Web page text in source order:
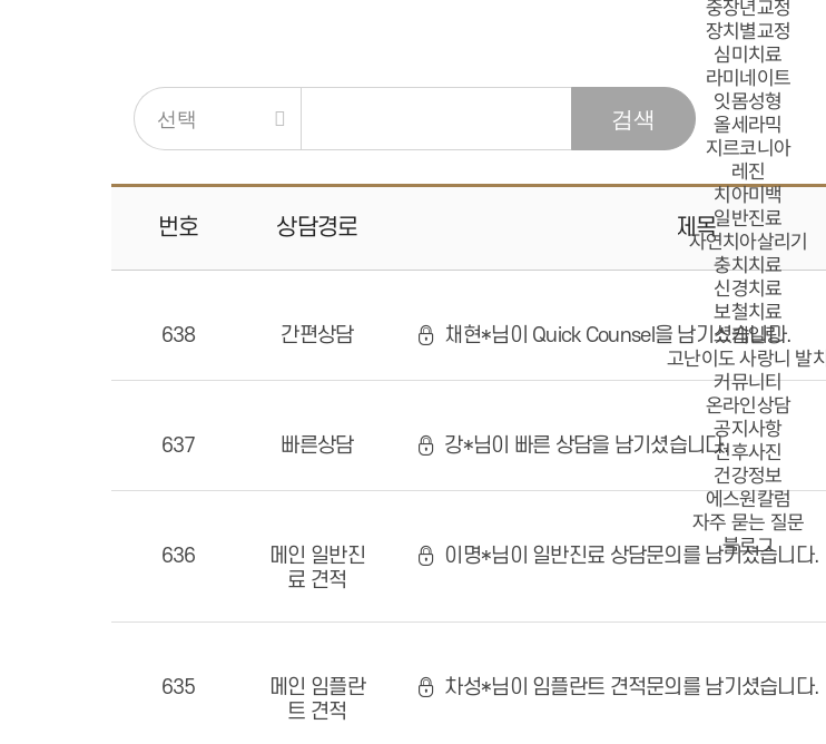
중장년교정
장치별교정
심미치료
라미네이트
잇몸성형
올세라믹
지르코니아
레진
치아미백
일반진료
자연치아살리기
충치치료
신경치료
보철치료
스케일링
고난이도 사랑니 발치
커뮤니티
온라인상담
공지사항
전후사진
건강정보
에스원칼럼
자주 묻는 질문
블로그
번호 상담경로 제목
638 간편상담 채현*님이 Quick Counsel을 남기셨습니다.
637 빠른상담 강*님이 빠른 상담을 남기셨습니다.
636
메인 일반진
료 견적
이명*님이 일반진료 상담문의를 남기셨습니다.
635
메인 임플란
트 견적
차성*님이 임플란트 견적문의를 남기셨습니다.